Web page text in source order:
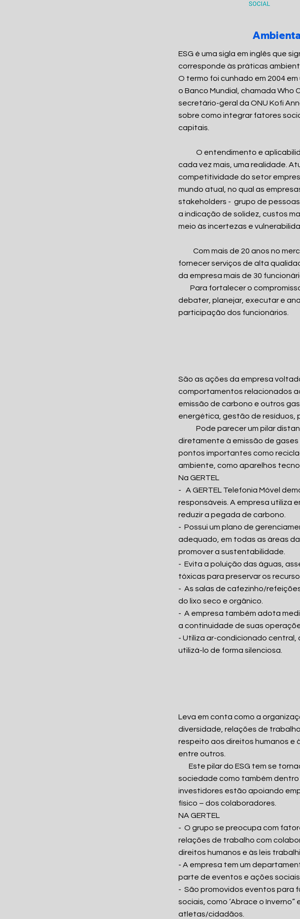
ESG é uma sigla em inglês que
corresponde às práticas
O termo foi cunhado em 2004
o Banco Mundial, chamada Who
secretário-geral da ONU Kofi
sobre como integrar fatores
capitais.
O entendimento e
cada vez mais, uma realidade.
competitividade do setor
mundo atual, no qual as
stakeholders - grupo de
a indicação de solidez, custos
meio às incertezas e
Com mais de 20 anos no
fornecer serviços de alta
da empresa mais de 30
Para fortalecer o compromisso
debater, planejar, executar e
participação dos funcionários.
São as ações da empresa
comportamentos relacionados
emissão de carbono e outros
energética, gestão de resíduos,
Pode parecer um pilar
diretamente à emissão de
pontos importantes como
ambiente, como aparelhos
Na GERTEL
- A GERTEL Telefonia Móvel
responsáveis. A empresa utiliza
reduzir a pegada de carbono.
- Possui um plano de
adequado, em todas as áreas
promover a sustentabilidade.
- Evita a poluição das águas,
tóxicas para preservar os
- As salas de cafezinho/
do lixo seco e orgânico.
- A empresa também adota
a continuidade de suas
- Utiliza ar-condicionado
utilizá-lo de forma silenciosa.
Leva em conta como a
diversidade, relações de
respeito aos direitos humanos e
entre outros.
Este pilar do ESG tem se
sociedade como também dentro
investidores estão apoiando
físico – dos colaboradores.
NA GERTEL
- O grupo se preocupa com
relações de trabalho com
direitos humanos e às leis
- A empresa tem um
parte de eventos e ações sociais.
- São promovidos eventos para
sociais, como ‘Abrace o
atletas/cidadãos.